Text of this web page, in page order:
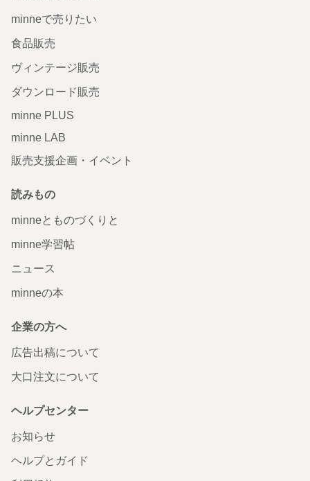
minneで売りたい
食品販売
ヴィンテージ販売
ダウンロード販売
minne PLUS
minne LAB
販売支援企画・イベント
読みもの
minneとものづくりと
minne学習帖
ニュース
minneの本
企業の方へ
広告出稿について
大口注文について
ヘルプセンター
お知らせ
ヘルプとガイド